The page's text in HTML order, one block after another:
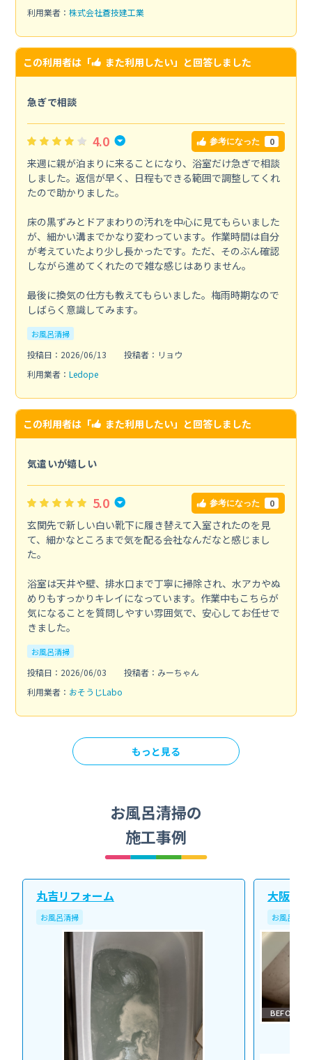
利用業者： 株式会社蒼技建工業
この利用者は「 また利用したい」と回答しました
急ぎで相談
4.0 参考になった 0
来週に親が泊まりに来ることになり、浴室だけ急ぎで相談
しました。返信が早く、日程もできる範囲で調整してくれ
たので助かりました。
床の黒ずみとドアまわりの汚れを中心に見てもらいました
が、細かい溝までかなり変わっています。作業時間は自分
が考えていたより少し長かったです。ただ、そのぶん確認
しながら進めてくれたので雑な感じはありません。
最後に換気の仕方も教えてもらいました。梅雨時期なので
しばらく意識してみます。
お風呂清掃
投稿日：2026/06/13
投稿者：リョウ
利用業者： Ledope
この利用者は「 また利用したい」と回答しました
気遣いが嬉しい
5.0 参考になった 0
玄関先で新しい白い靴下に履き替えて入室されたのを見
て、細かなところまで気を配る会社なんだなと感じまし
た。
浴室は天井や壁、排水口まで丁寧に掃除され、水アカやぬ
めりもすっかりキレイになっています。作業中もこちらが
気になることを質問しやすい雰囲気で、安心してお任せで
きました。
お風呂清掃
投稿日：2026/06/03
投稿者：みーちゃん
利用業者： おそうじLabo
もっと見る
お風呂清掃の
施工事例
丸吉リフォーム
お風呂清掃
大阪北
お風呂清掃
BEFORE